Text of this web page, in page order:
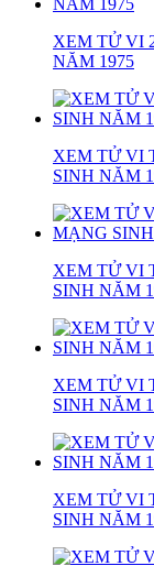
XEM TỬ VI
NĂM 1975
XEM TỬ VI
SINH NĂM
XEM TỬ VI
SINH NĂM
XEM TỬ VI
SINH NĂM
XEM TỬ VI
SINH NĂM